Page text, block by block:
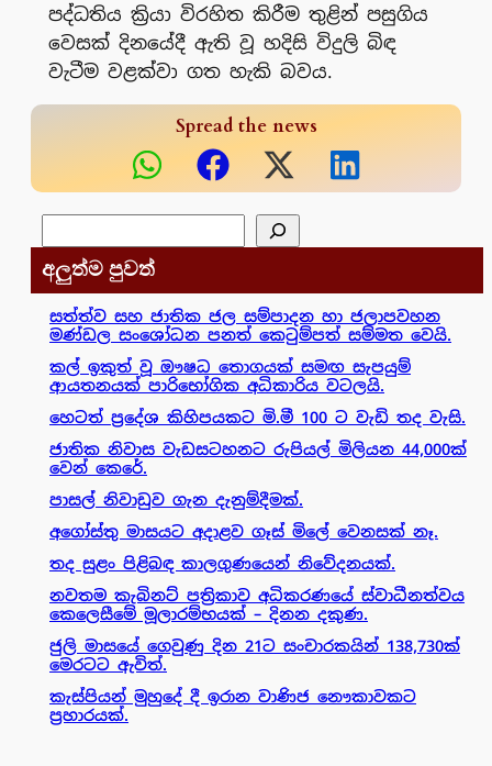
පද්ධතිය ක්‍රියා විරහිත කිරීම තුළින් පසුගිය
වෙසක් දිනයේදී ඇති වූ හදිසි විදුලි බිඳ
වැටීම වළක්වා ගත හැකි බවය.
Spread the news
අලුත්ම පුවත්
සත්ත්ව සහ ජාතික ජල සම්පාදන හා ජලාපවහන
මණ්ඩල සංශෝධන පනත් කෙටුම්පත් සම්මත වෙයි.
කල් ඉකුත් වූ ඖෂධ තොගයක් සමඟ සැපයුම්
ආයතනයක් පාරිභෝගික අධිකාරිය වටලයි.
හෙටත් ප්‍රදේශ කිහිපයකට මි.මී 100 ට වැඩි තද වැසි.
ජාතික නිවාස වැඩසටහනට රුපියල් මිලියන 44,000ක්
වෙන් කෙරේ.
පාසල් නිවාඩුව ගැන දැනුම්දීමක්.
අගෝස්තු මාසයට අදාළව ගෑස් මිලේ වෙනසක් නෑ.
තද සුළං පිළිබඳ කාලගුණයෙන් නිවේදනයක්.
නවතම කැබිනට් පත්‍රිකාව අධිකරණයේ ස්වාධීනත්වය
කෙලෙසීමේ මූලාරම්භයක් – දිනන දකුණ.
ජුලි මාසයේ ගෙවුණු දින 21ට සංචාරකයින් 138,730ක්
මෙරටට ඇවිත්.
කැස්පියන් මුහුදේ දී ඉරාන වාණිජ නෞකාවකට
ප්‍රහාරයක්.